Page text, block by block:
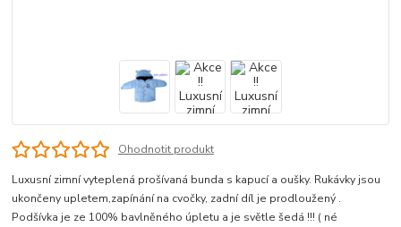
Ohodnotit produkt
Luxusní zimní vyteplená prošívaná bunda s kapucí a oušky. Rukávky jsou
ukončeny upletem,zapínání na cvočky, zadní díl je prodloužený .
Podšívka je ze 100% bavlněného úpletu a je světle šedá !!! ( né